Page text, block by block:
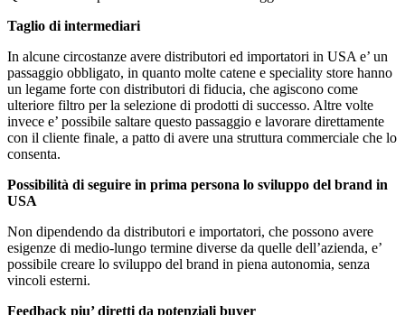
Taglio di intermediari
In alcune circostanze avere distributori ed importatori in USA e’ un
passaggio obbligato, in quanto molte catene e speciality store hanno
un legame forte con distributori di fiducia, che agiscono come
ulteriore filtro per la selezione di prodotti di successo. Altre volte
invece e’ possibile saltare questo passaggio e lavorare direttamente
con il cliente finale, a patto di avere una struttura commerciale che lo
consenta.
Possibilità di seguire in prima persona lo sviluppo del brand in
USA
Non dipendendo da distributori e importatori, che possono avere
esigenze di medio-lungo termine diverse da quelle dell’azienda, e’
possibile creare lo sviluppo del brand in piena autonomia, senza
vincoli esterni.
Feedback piu’ diretti da potenziali buyer